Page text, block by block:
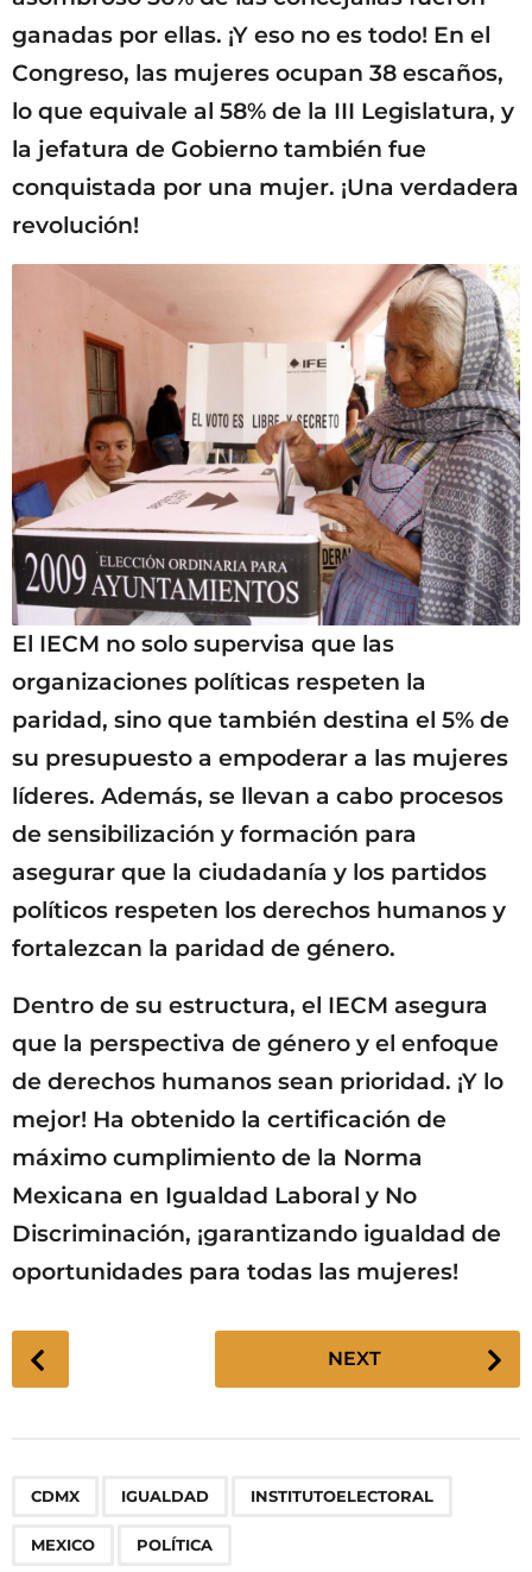
ganadas por ellas. ¡Y eso no es todo! En el
Congreso, las mujeres ocupan 38 escaños,
lo que equivale al 58% de la III Legislatura, y
la jefatura de Gobierno también fue
conquistada por una mujer. ¡Una verdadera
revolución!
El IECM no solo supervisa que las
organizaciones políticas respeten la
paridad, sino que también destina el 5% de
su presupuesto a empoderar a las mujeres
líderes. Además, se llevan a cabo procesos
de sensibilización y formación para
asegurar que la ciudadanía y los partidos
políticos respeten los derechos humanos y
fortalezcan la paridad de género.
Dentro de su estructura, el IECM asegura
que la perspectiva de género y el enfoque
de derechos humanos sean prioridad. ¡Y lo
mejor! Ha obtenido la certificación de
máximo cumplimiento de la Norma
Mexicana en Igualdad Laboral y No
Discriminación, ¡garantizando igualdad de
oportunidades para todas las mujeres!
P
o
NEXT
CDMX IGUALDAD INSTITUTOELECTORAL
MEXICO POLÍTICA